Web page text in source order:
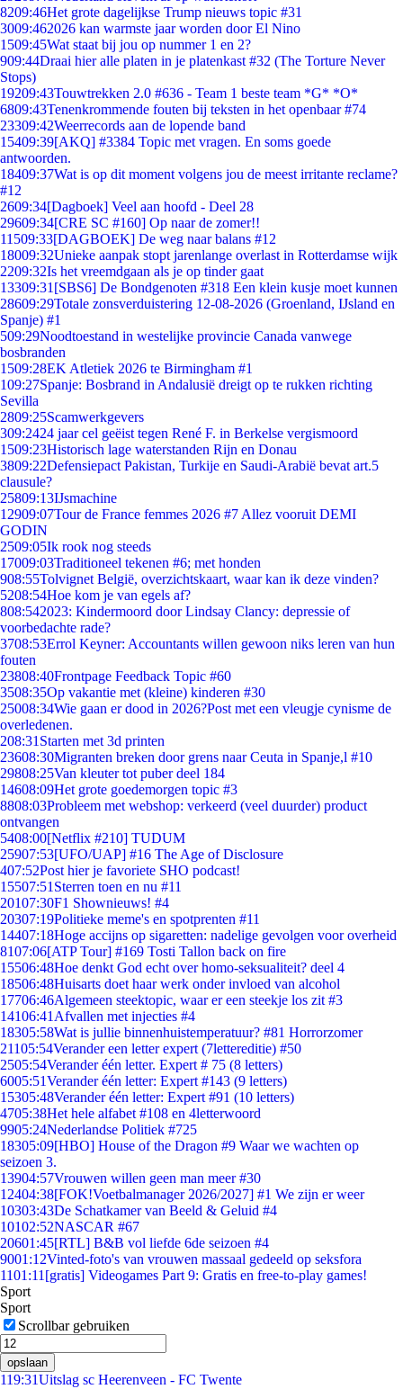
8209:46Het grote dagelijkse Trump nieuws topic #31
3009:462026 kan warmste jaar worden door El Nino
1509:45Wat staat bij jou op nummer 1 en 2?
909:44Draai hier alle platen in je platenkast #32 (The Torture Never
Stops)
19209:43Touwtrekken 2.0 #636 - Team 1 beste team *G* *O*
6809:43Tenenkrommende fouten bij teksten in het openbaar #74
23309:42Weerrecords aan de lopende band
15409:39[AKQ] #3384 Topic met vragen. En soms goede
antwoorden.
18409:37Wat is op dit moment volgens jou de meest irritante reclame?
#12
2609:34[Dagboek] Veel aan hoofd - Deel 28
29609:34[CRE SC #160] Op naar de zomer!!
11509:33[DAGBOEK] De weg naar balans #12
18009:32Unieke aanpak stopt jarenlange overlast in Rotterdamse wijk
2209:32Is het vreemdgaan als je op tinder gaat
13309:31 [SBS6] De Bondgenoten #318 Een klein kusje moet kunnen
28609:29Totale zonsverduistering 12-08-2026 (Groenland, IJsland en
Spanje) #1
509:29Noodtoestand in westelijke provincie Canada vanwege
bosbranden
1509:28EK Atletiek 2026 te Birmingham #1
109:27Spanje: Bosbrand in Andalusië dreigt op te rukken richting
Sevilla
2809:25Scamwerkgevers
309:2424 jaar cel geëist tegen René F. in Berkelse vergismoord
1509:23Historisch lage waterstanden Rijn en Donau
3809:22Defensiepact Pakistan, Turkije en Saudi-Arabië bevat art.5
clausule?
25809:13IJsmachine
12909:07Tour de France femmes 2026 #7 Allez vooruit DEMI
GODIN
2509:05Ik rook nog steeds
17009:03Traditioneel tekenen #6; met honden
908:55Tolvignet België, overzichtskaart, waar kan ik deze vinden?
5208:54Hoe kom je van egels af?
808:542023: Kindermoord door Lindsay Clancy: depressie of
voorbedachte rade?
3708:53Errol Keyner: Accountants willen gewoon niks leren van hun
fouten
23808:40Frontpage Feedback Topic #60
3508:35Op vakantie met (kleine) kinderen #30
25008:34Wie gaan er dood in 2026?Post met een vleugje cynisme de
overledenen.
208:31 Starten met 3d printen
23608:30Migranten breken door grens naar Ceuta in Spanje,l #10
29808:25Van kleuter tot puber deel 184
14608:09Het grote goedemorgen topic #3
8808:03Probleem met webshop: verkeerd (veel duurder) product
ontvangen
5408:00[Netflix #210] TUDUM
25907:53[UFO/UAP] #16 The Age of Disclosure
407:52Post hier je favoriete SHO podcast!
15507:51 Sterren toen en nu #11
20107:30F1 Shownieuws! #4
20307:19Politieke meme's en spotprenten #11
14407:18Hoge accijns op sigaretten: nadelige gevolgen voor overheid
8107:06[ATP Tour] #169 Tosti Tallon back on fire
15506:48Hoe denkt God echt over homo-seksualiteit? deel 4
18506:48Huisarts doet haar werk onder invloed van alcohol
17706:46Algemeen steektopic, waar er een steekje los zit #3
14106:41 Afvallen met injecties #4
18305:58Wat is jullie binnenhuistemperatuur? #81 Horrorzomer
21105:54Verander een letter expert (7lettereditie) #50
2505:54Verander één letter. Expert # 75 (8 letters)
6005:51Verander één letter: Expert #143 (9 letters)
15305:48Verander één letter: Expert #91 (10 letters)
4705:38Het hele alfabet #108 en 4letterwoord
9905:24Nederlandse Politiek #725
18305:09[HBO] House of the Dragon #9 Waar we wachten op
seizoen 3.
13904:57Vrouwen willen geen man meer #30
12404:38[FOK!Voetbalmanager 2026/2027] #1 We zijn er weer
10303:43De Schatkamer van Beeld & Geluid #4
10102:52NASCAR #67
20601:45[RTL] B&B vol liefde 6de seizoen #4
9001:12Vinted-foto's van vrouwen massaal gedeeld op seksfora
1101:11 [gratis] Videogames Part 9: Gratis en free-to-play games!
Sport
Sport
Scrollbar gebruiken
opslaan
119:31Uitslag sc Heerenveen - FC Twente